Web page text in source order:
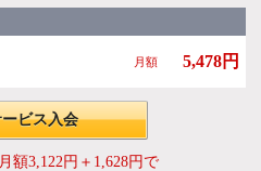
月額 5,478円
ビス入会
額3,122円＋1,628円で